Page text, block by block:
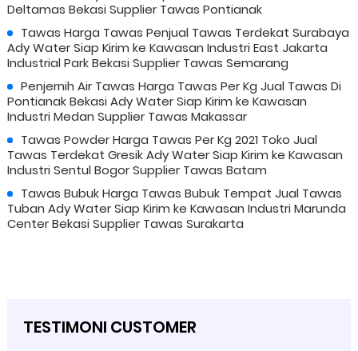
Deltamas Bekasi Supplier Tawas Pontianak
Tawas Harga Tawas Penjual Tawas Terdekat Surabaya
Ady Water Siap Kirim ke Kawasan Industri East Jakarta
Industrial Park Bekasi Supplier Tawas Semarang
Penjernih Air Tawas Harga Tawas Per Kg Jual Tawas Di
Pontianak Bekasi Ady Water Siap Kirim ke Kawasan
Industri Medan Supplier Tawas Makassar
Tawas Powder Harga Tawas Per Kg 2021 Toko Jual
Tawas Terdekat Gresik Ady Water Siap Kirim ke Kawasan
Industri Sentul Bogor Supplier Tawas Batam
Tawas Bubuk Harga Tawas Bubuk Tempat Jual Tawas
Tuban Ady Water Siap Kirim ke Kawasan Industri Marunda
Center Bekasi Supplier Tawas Surakarta
TESTIMONI CUSTOMER